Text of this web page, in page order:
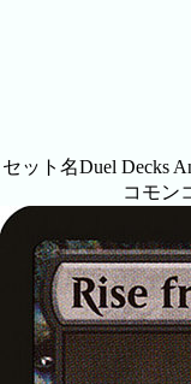
セット名Duel Decks
コモン